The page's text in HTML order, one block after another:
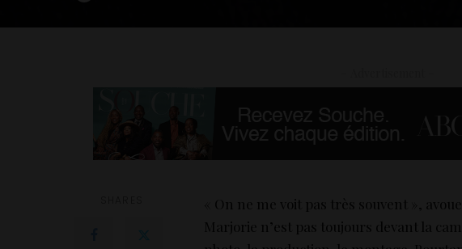
« On ne me voit pas très souvent »,
Marjorie n’est pas toujours devant la